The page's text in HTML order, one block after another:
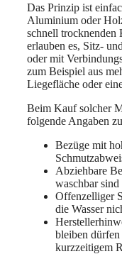
Das Prinzip ist
Aluminium oder
schnell trocknenden
erlauben es, Sitz-
oder mit
zum Beispiel aus
Liegefläche oder
Beim Kauf solcher
folgende Angaben
Bezüge mit
Abziehbare
waschbar sind
Offenzelliger
die Wasser
bleiben
kurzzeitigem